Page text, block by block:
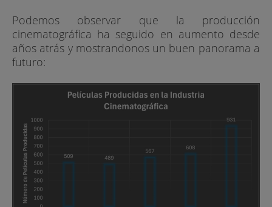
Podemos observar que la producción
cinematográfica ha seguido en aumento desde
años atrás y mostrandonos un buen panorama a
futuro: